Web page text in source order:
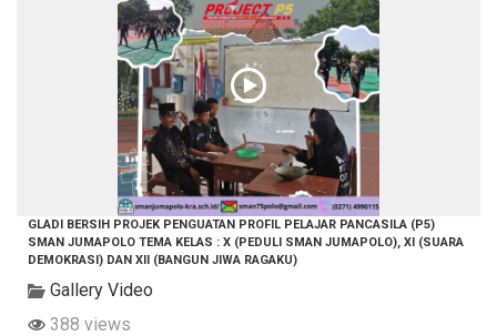
GLADI BERSIH PROJEK PENGUATAN PROFIL PELAJAR PANCASILA (P5)
SMAN JUMAPOLO TEMA KELAS : X (PEDULI SMAN JUMAPOLO), XI (SUARA
DEMOKRASI) DAN XII (BANGUN JIWA RAGAKU)
Gallery Video
388 views